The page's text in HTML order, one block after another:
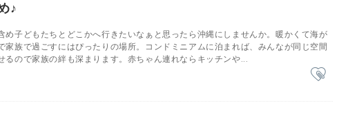
♪
め子どもたちとどこかへ行きたいなぁと思ったら沖縄にしませんか。暖かくて海が
家族で過ごすにはぴったりの場所。コンドミニアムに泊まれば、みんなが同じ空間
るので家族の絆も深まります。赤ちゃん連れならキッチンや...